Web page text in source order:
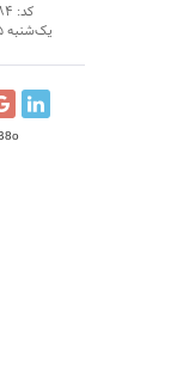
کد: 1394091450114784
یک‌شنبه 15 آذر 94 ساعت 12:38